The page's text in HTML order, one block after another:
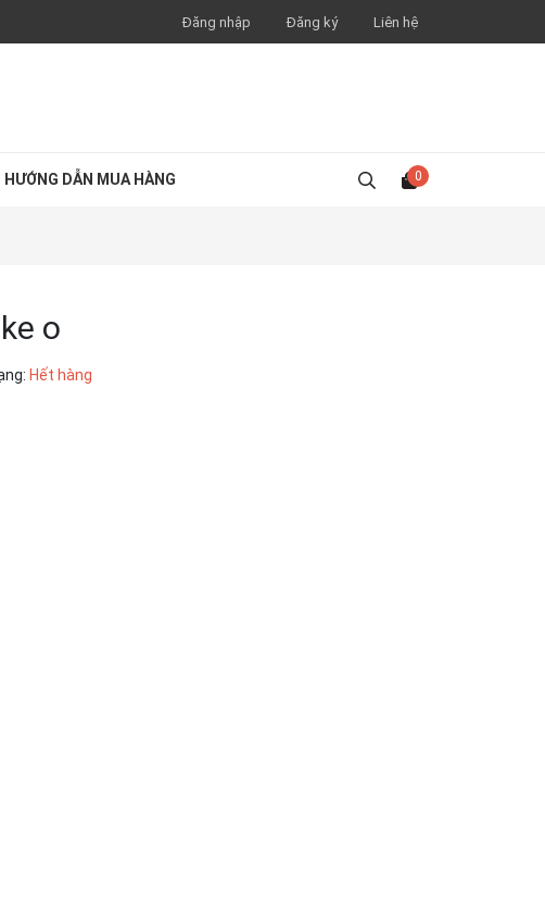
Đăng nhập Đăng ký Liên hệ
HƯỚNG DẪN MUA HÀNG 0
o
Hết hàng